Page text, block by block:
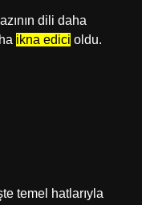
dili daha
ikna edici oldu.
temel hatlarıyla